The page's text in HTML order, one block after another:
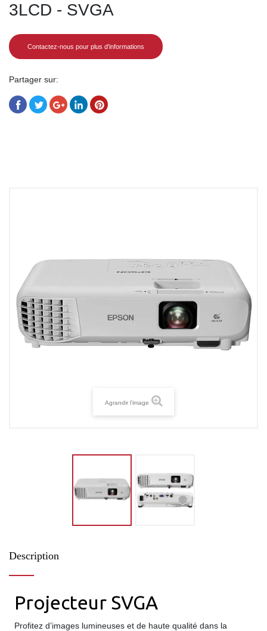
3LCD - SVGA
Contactez-nous pour plus d'informations
Partager sur:
Agrandir l'image
Description
Projecteur SVGA
Profitez d’images lumineuses et de haute qualité dans la